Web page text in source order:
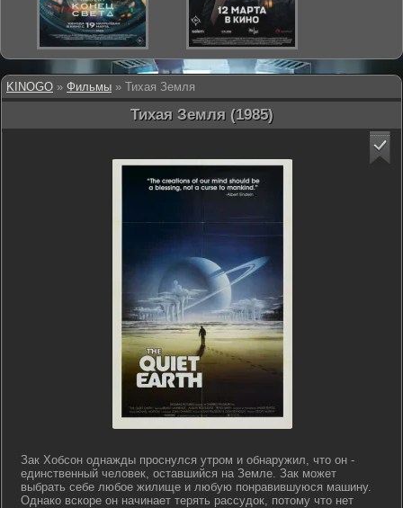
KINOGO » Фильмы » Тихая Земля
Тихая Земля (1985)
Зак Хобсон однажды проснулся утром и обнаружил, что он -
единственный человек, оставшийся на Земле. Зак может
выбрать себе любое жилище и любую понравившуюся машину.
Однако вскоре он начинает терять рассудок, потому что нет